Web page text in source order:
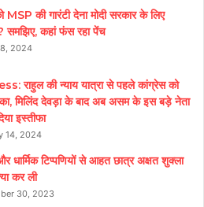
MSP की गारंटी देना मोदी सरकार के लिए
समझिए, कहां फंस रहा पेंच
2024
राहुल की न्याय यात्रा से पहले कांग्रेस को
मिलिंद देवड़ा के बाद अब असम के इस बड़े नेता
इस्तीफा
14, 2024
धार्मिक टिप्पणियों से आहत छात्र अक्षत शुक्ला
कर ली
30, 2023